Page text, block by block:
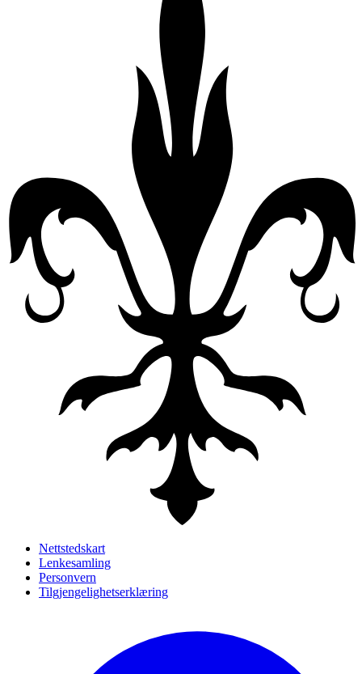
Nettstedskart
Lenkesamling
Personvern
Tilgjengelighetserklæring